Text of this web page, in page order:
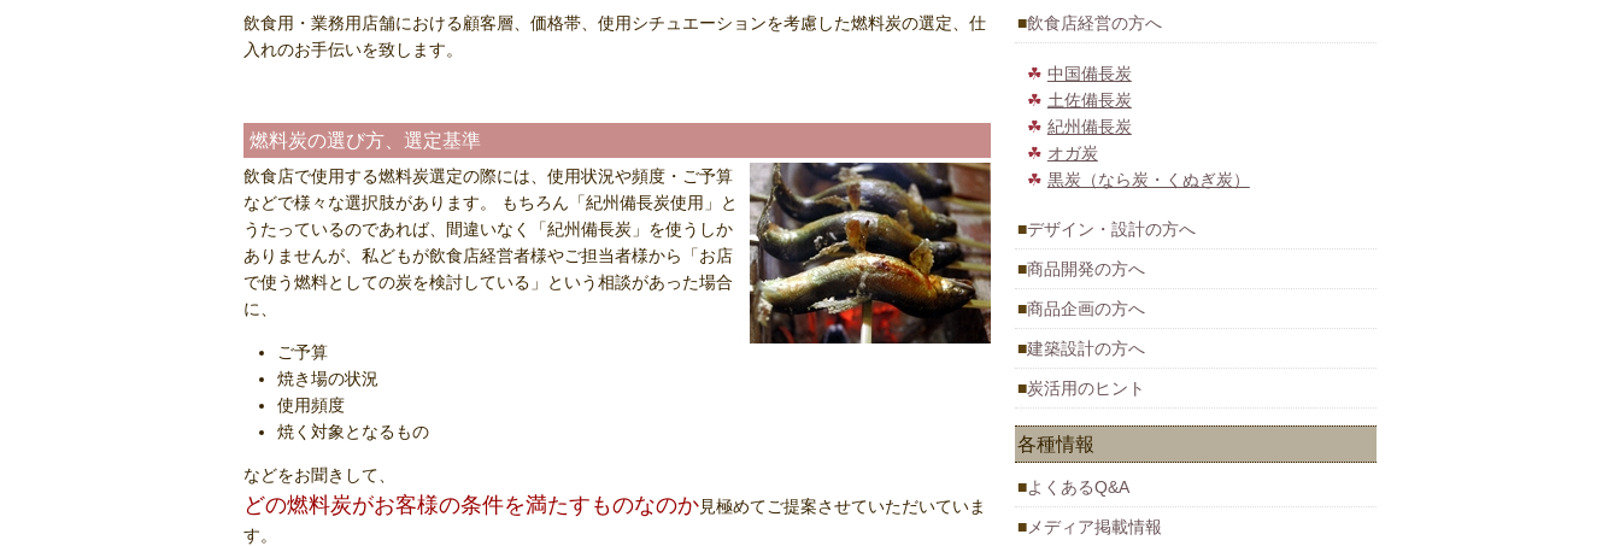
飲食用・業務用店舗における顧客層、価格帯、使用シチュエーションを考慮した燃料炭の選定、仕
入れのお手伝いを致します。
燃料炭の選び方、選定基準
飲食店で使用する燃料炭選定の際には、使用状況や頻度・ご予算
などで様々な選択肢があります。 もちろん「紀州備長炭使用」と
うたっているのであれば、間違いなく「紀州備長炭」を使うしか
ありませんが、私どもが飲食店経営者様やご担当者様から「お店
で使う燃料としての炭を検討している」という相談があった場合
に、
ご予算
焼き場の状況
使用頻度
焼く対象となるもの
などをお聞きして、
どの燃料炭がお客様の条件を満たすものなのか見極めてご提案させていただいていま
す。
飲食店経営の方へ
中国備長炭
土佐備長炭
紀州備長炭
オガ炭
黒炭（なら炭・くぬぎ炭）
デザイン・設計の方へ
商品開発の方へ
商品企画の方へ
建築設計の方へ
炭活用のヒント
各種情報
よくあるQ&A
メディア掲載情報